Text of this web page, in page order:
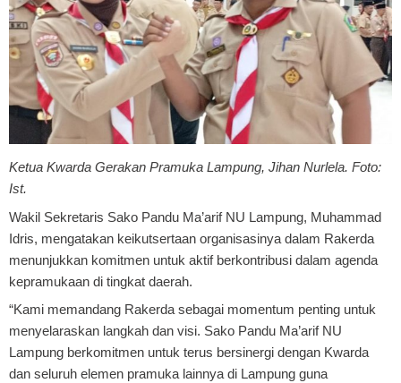
Ketua Kwarda Gerakan Pramuka Lampung, Jihan Nurlela. Foto:
Ist.
Wakil Sekretaris Sako Pandu Ma’arif NU Lampung, Muhammad
Idris, mengatakan keikutsertaan organisasinya dalam Rakerda
menunjukkan komitmen untuk aktif berkontribusi dalam agenda
kepramukaan di tingkat daerah.
“Kami memandang Rakerda sebagai momentum penting untuk
menyelaraskan langkah dan visi. Sako Pandu Ma’arif NU
Lampung berkomitmen untuk terus bersinergi dengan Kwarda
dan seluruh elemen pramuka lainnya di Lampung guna